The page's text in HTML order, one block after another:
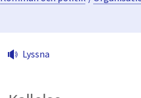
Lyssna